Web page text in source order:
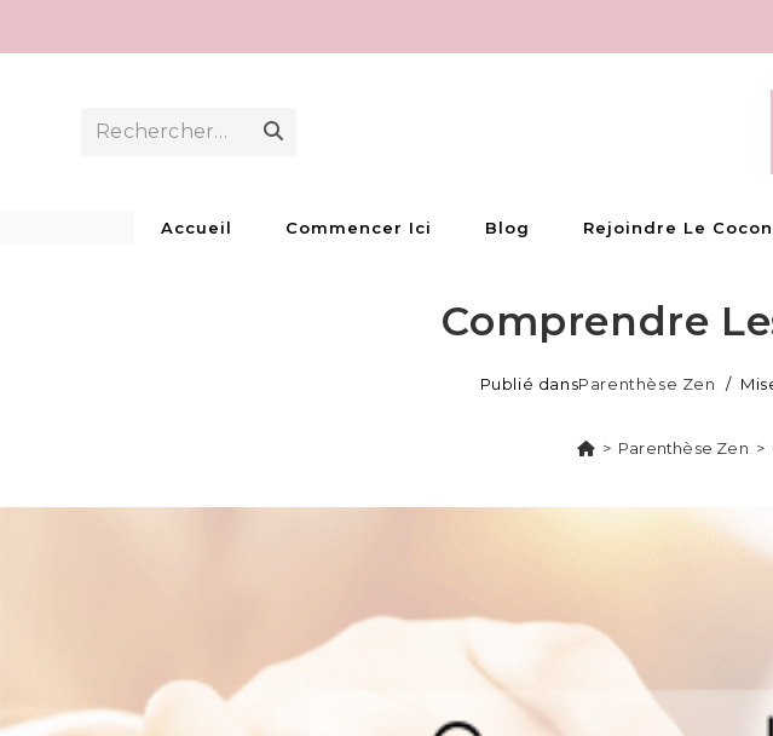
Rechercher…
recherche
Accueil Commencer Ici Blog Rejoindre Le Cocon
Comprendre
Publié dansParenthèse Zen
> Parenthèse Zen >